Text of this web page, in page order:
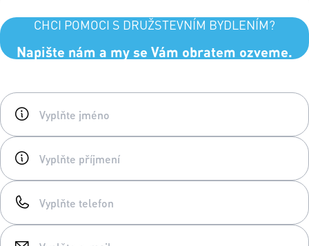
CHCI POMOCI S DRUŽSTEVNÍM BYDLENÍM?
Napište nám a my se Vám obratem ozveme.